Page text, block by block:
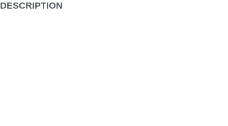
DESCRIPTION